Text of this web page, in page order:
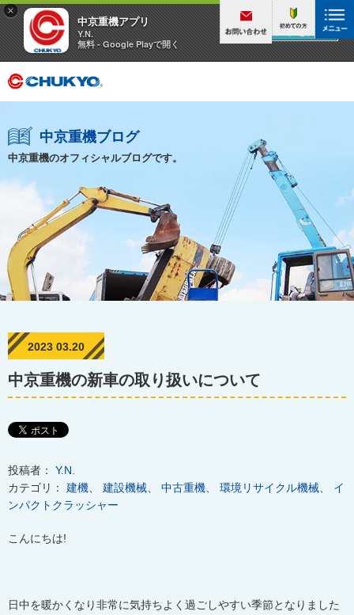
×
中京重機アプリ
Y.N.
無料 - Google Playで開く
アプリを見る
中京重機ブログ
中京重機のオフィシャルブログです。
2023 03.20
中京重機の新車の取り扱いについて
投稿者：
Y.N.
カテゴリ： 建機 建設機械 中古重機 環境リサイクル機械
イ
ンパクトクラッシャー
こんにちは!
日中を暖かくなり非常に気持ちよく過ごしやすい季節となりました